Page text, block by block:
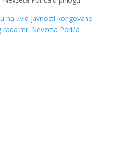
na uvid javnosti korigovane
mr. Nevzeta Porića